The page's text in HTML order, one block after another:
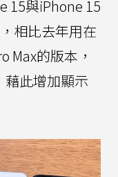
15與iPhone 15
相比去年用在
Max的版本，
藉此增加顯示